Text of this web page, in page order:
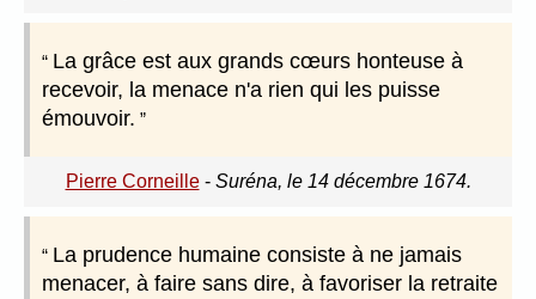
La grâce est aux grands cœurs honteuse à
recevoir, la menace n'a rien qui les puisse
émouvoir.
Pierre Corneille- Suréna, le 14 décembre 1674.
La prudence humaine consiste à ne jamais
menacer, à faire sans dire, à favoriser la retraite